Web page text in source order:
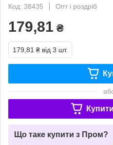
Код: 38435
Опт і роздріб
179,81 ₴
179,81 ₴ від 3 шт.
Що таке купити з Пром?